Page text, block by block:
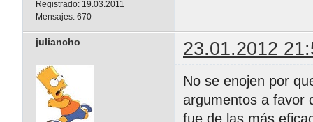
Registrado: 19.03.2011
Mensajes: 670
juliancho 23.01.2012
No se enojen por
argumentos a favor
fue de las más